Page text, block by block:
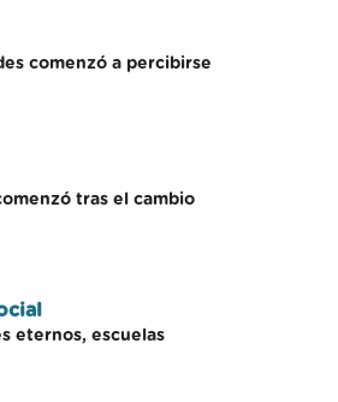
comenzó a percibirse
tras el cambio
eternos, escuelas